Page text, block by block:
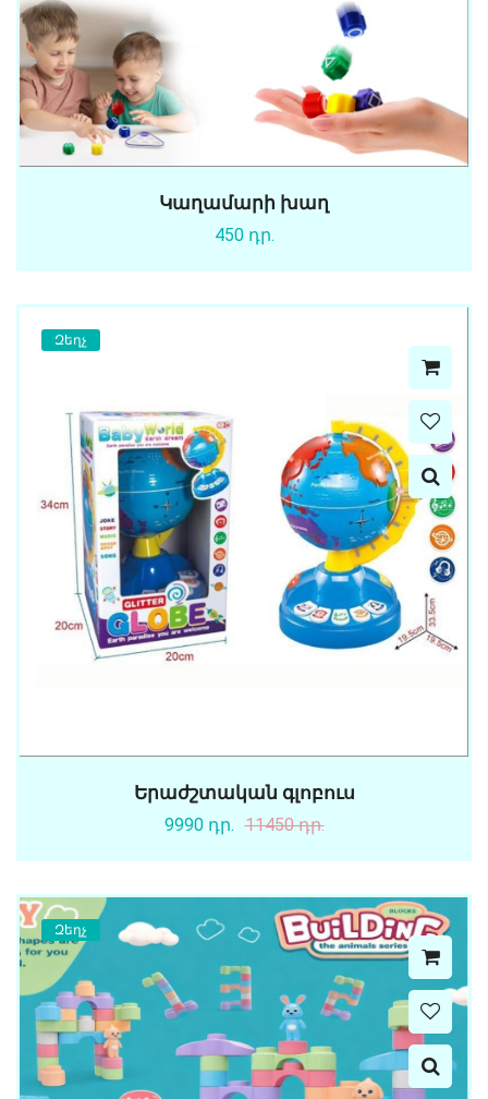
Կաղամարի խաղ
450 դր.
Զեղչ
Երաժշտական գլոբուս
9990 դր. 11450 դր.
Զեղչ